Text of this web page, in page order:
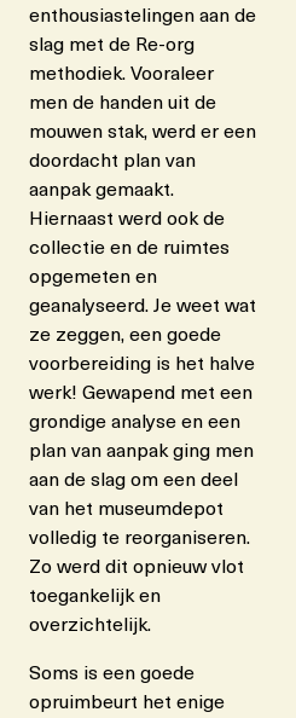
enthousiastelingen aan de
slag met de Re-org
methodiek. Vooraleer
men de handen uit de
mouwen stak, werd er een
doordacht plan van
aanpak gemaakt.
Hiernaast werd ook de
collectie en de ruimtes
opgemeten en
geanalyseerd. Je weet wat
ze zeggen, een goede
voorbereiding is het halve
werk! Gewapend met een
grondige analyse en een
plan van aanpak ging men
aan de slag om een deel
van het museumdepot
volledig te reorganiseren.
Zo werd dit opnieuw vlot
toegankelijk en
overzichtelijk.
Soms is een goede
opruimbeurt het enige